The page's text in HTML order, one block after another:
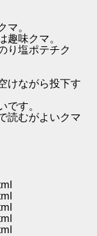
マ。
趣味クマ。
り塩ポテチク
けながら投下す
です。
読むがよいクマ